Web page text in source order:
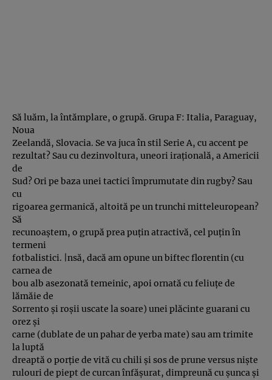
Să luăm, la întămplare, o grupă. Grupa F: Italia, Paraguay,
Noua
Zeelandă, Slovacia. Se va juca în stil Serie A, cu accent pe
rezultat? Sau cu dezinvoltura, uneori iraţională, a Americii
de
Sud? Ori pe baza unei tactici împrumutate din rugby? Sau
cu
rigoarea germanică, altoită pe un trunchi mitteleuropean?
Să
recunoaştem, o grupă prea puţin atractivă, cel puţin în
termeni
fotbalistici. |nsă, dacă am opune un biftec florentin (cu
carnea de
bou alb asezonată temeinic, apoi ornată cu feliuţe de
lămăie de
Sorrento şi roşii uscate la soare) unei plăcinte guarani cu
orez şi
carne (dublate de un pahar de yerba mate) sau am trimite
la luptă
dreaptă o porţie de vită cu chili şi sos de prune versus nişte
rulouri de piept de curcan înfăşurat, dimpreună cu şunca şi